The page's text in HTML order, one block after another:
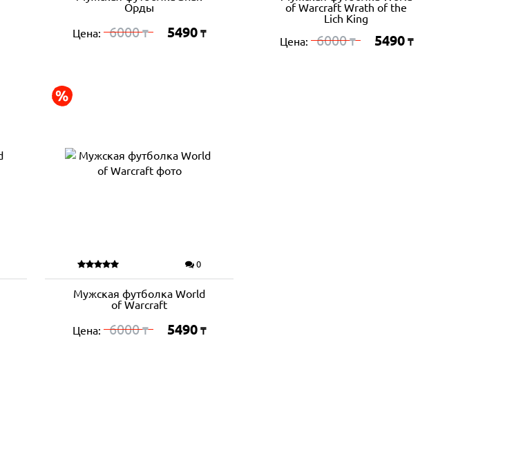
Орды
Цена: 6000₸ 5490 ₸
of Warcraft Wrath of the
Lich King
Цена:
6000₸ 5490 ₸
0
Мужская футболка World
of Warcraft
Цена: 6000₸ 5490 ₸